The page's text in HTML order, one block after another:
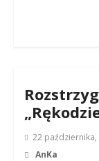
22 października,
AnKa